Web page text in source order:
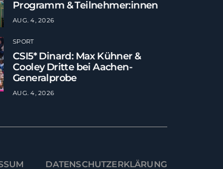
Programm & Teilnehmer:innen
AUG. 4, 2026
SPORT
CSI5* Dinard: Max Kühner &
Cooley Dritte bei Aachen-
Generalprobe
AUG. 4, 2026
DATENSCHUTZERKLÄRUNG